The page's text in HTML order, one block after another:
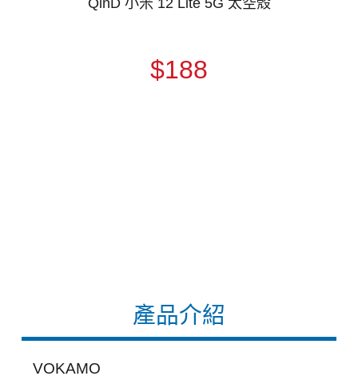
產品介紹
VOKAMO
$188